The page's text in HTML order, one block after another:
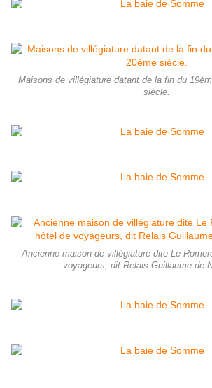
Maisons de villégiature datant de la fin du
siècle.
Ancienne maison de villégiature dite Le
voyageurs, dit Relais Guillaume de